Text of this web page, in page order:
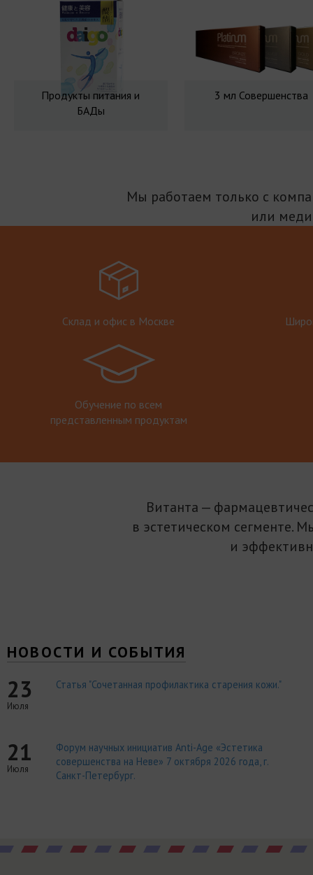
Продукты питания и
БАДы
3 мл Совершенства
Мы работаем только с
или
Склад и офис в Москве
Обучение по всем
представленным продуктам
Витанта —
в эстетическом сегменте.
и
НОВОСТИ И СОБЫТИЯ
23
Июля
Статья "Сочетанная профилактика старения кожи."
21
Июля
Форум научных инициатив Anti-Age «Эстетика
совершенства на Неве» 7 октября 2026 года, г.
Санкт-Петербург.